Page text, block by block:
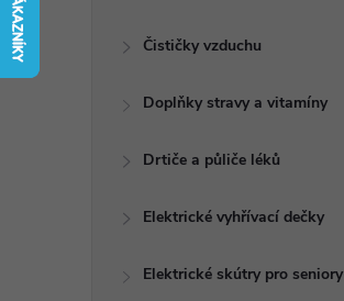
Čističky vzduchu
Doplňky stravy a vitamíny
Drtiče a půliče léků
Elektrické vyhřívací dečky
Elektrické skútry pro seniory